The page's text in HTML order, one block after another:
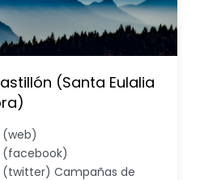
(Santa Eulalia
(web)
(facebook)
(twitter) Campañas de